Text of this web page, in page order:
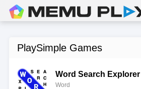
PlaySimple Games
Word Search Explorer
Word